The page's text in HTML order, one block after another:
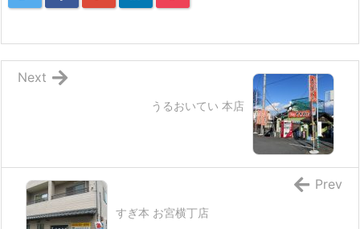
うるおいてい 本店
Next
すぎ本 お宮横丁店
Prev